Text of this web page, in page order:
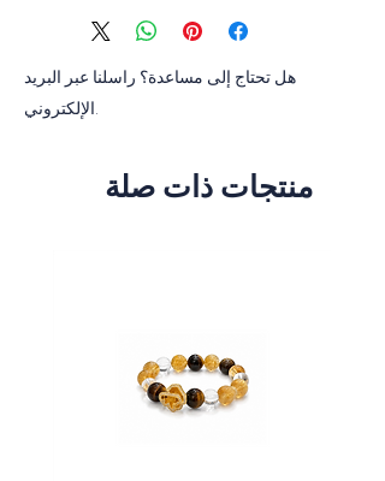
business days,if the product has the
If the product is out of stock, the
shipping time of your orders is 4-6
هل تحتاج إلى مساعدة؟ راسلنا عبر البريد
منتجات ذات صلة